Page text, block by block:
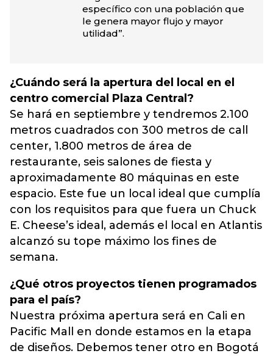
específico con una población que
le genera mayor flujo y mayor
utilidad”.
¿Cuándo será la apertura del local en el
centro comercial Plaza Central?
Se hará en septiembre y tendremos 2.100
metros cuadrados con 300 metros de call
center, 1.800 metros de área de
restaurante, seis salones de fiesta y
aproximadamente 80 máquinas en este
espacio. Este fue un local ideal que cumplía
con los requisitos para que fuera un Chuck
E. Cheese’s ideal, además el local en Atlantis
alcanzó su tope máximo los fines de
semana.
¿Qué otros proyectos tienen programados
para el país?
Nuestra próxima apertura será en Cali en
Pacific Mall en donde estamos en la etapa
de diseños. Debemos tener otro en Bogotá